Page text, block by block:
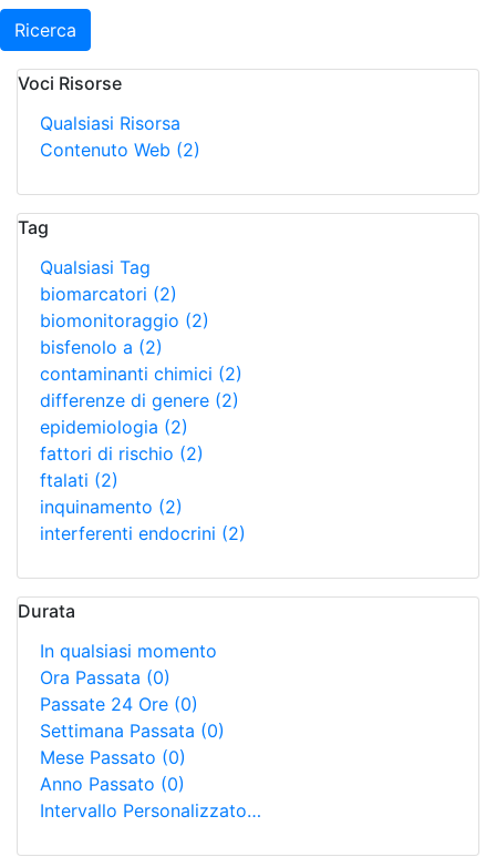
Ricerca
Voci Risorse
Qualsiasi Risorsa
Contenuto Web (2)
Tag
Qualsiasi Tag
biomarcatori (2)
biomonitoraggio (2)
bisfenolo a (2)
contaminanti chimici (2)
differenze di genere (2)
epidemiologia (2)
fattori di rischio (2)
ftalati (2)
inquinamento (2)
interferenti endocrini (2)
Durata
In qualsiasi momento
Ora Passata (0)
Passate 24 Ore (0)
Settimana Passata (0)
Mese Passato (0)
Anno Passato (0)
Intervallo Personalizzato…